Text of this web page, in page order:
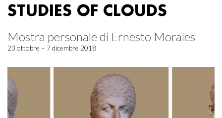
STUDIES OF CLOUDS
Mostra personale di Ernesto Morales
23 ottobre – 7 dicembre 2018